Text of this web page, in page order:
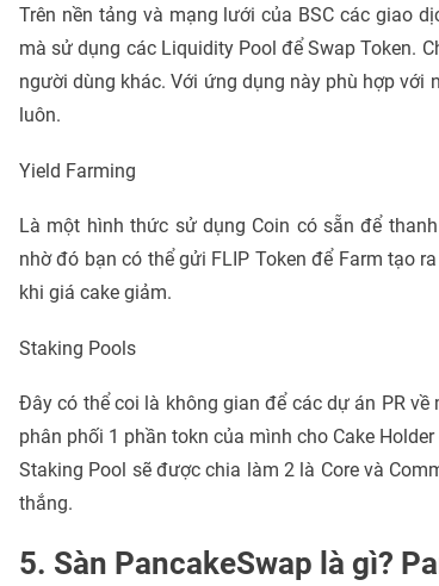
Trên nền tảng và mạng lưới của BSC các giao
mà sử dụng các Liquidity Pool để Swap Token.
người dùng khác. Với ứng dụng này phù hợp với
luôn.
Yield Farming
Là một hình thức sử dụng Coin có sẵn để
nhờ đó bạn có thể gửi FLIP Token để Farm tạo
khi giá cake giảm.
Staking Pools
Đây có thể coi là không gian để các dự án PR
phân phối 1 phần tokn của mình cho Cake
Staking Pool sẽ được chia làm 2 là Core và
thắng.
5. Sàn PancakeSwap là gì?